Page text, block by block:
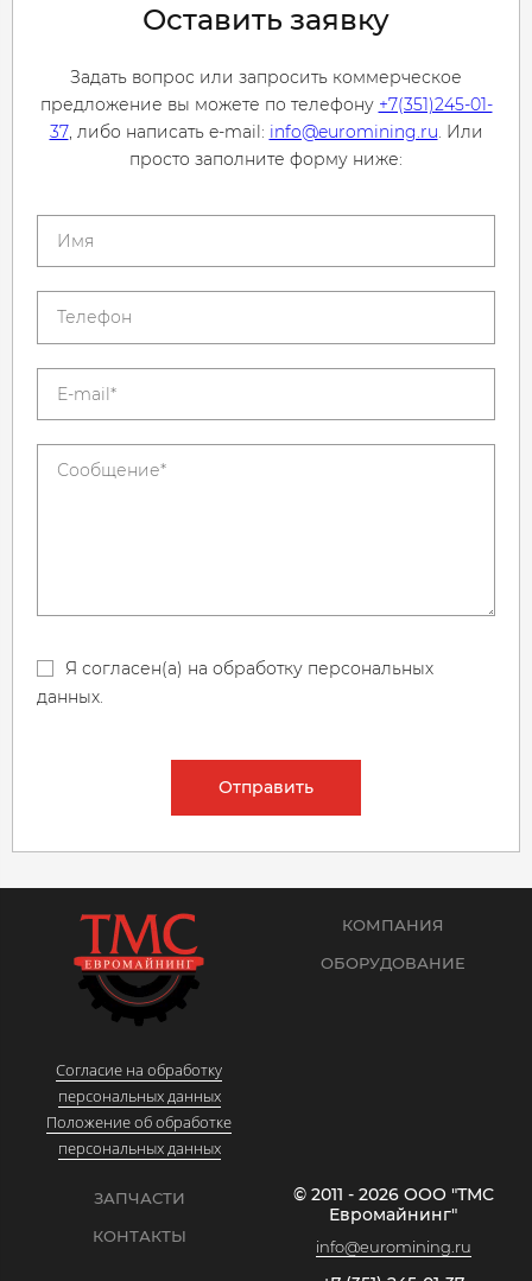
Оставить заявку
Задать вопрос или запросить коммерческое
предложение вы можете по телефону +7(351)245-01-
37, либо написать e-mail: info@euromining.ru. Или
просто заполните форму ниже:
Я согласен(а) на обработку персональных
данных.
Отправить
Согласие на обработку
персональных данных
Положение об обработке
персональных данных
КОМПАНИЯ
ОБОРУДОВАНИЕ
ЗАПЧАСТИ
КОНТАКТЫ
© 2011 - 2026 ООО "ТМС
Евромайнинг"
info@euromining.ru